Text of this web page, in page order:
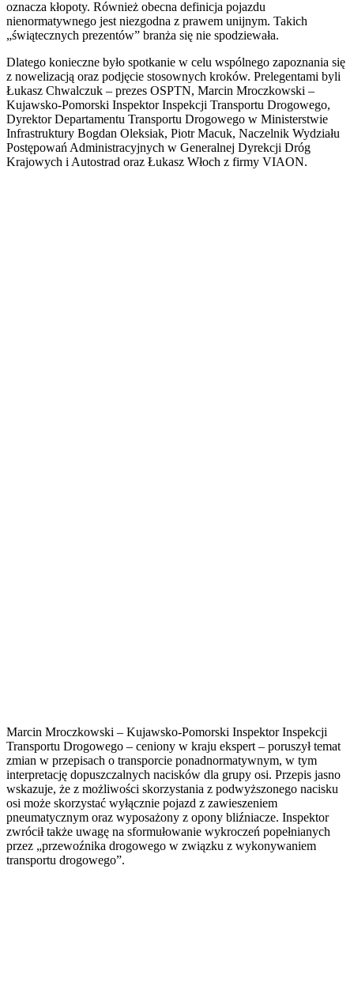
oznacza kłopoty. Również obecna definicja pojazdu
nienormatywnego jest niezgodna z prawem unijnym. Takich
„świątecznych prezentów” branża się nie spodziewała.
Dlatego konieczne było spotkanie w celu wspólnego zapoznania się
z nowelizacją oraz podjęcie stosownych kroków. Prelegentami byli
Łukasz Chwalczuk – prezes OSPTN, Marcin Mroczkowski –
Kujawsko-Pomorski Inspektor Inspekcji Transportu Drogowego,
Dyrektor Departamentu Transportu Drogowego w Ministerstwie
Infrastruktury Bogdan Oleksiak, Piotr Macuk, Naczelnik Wydziału
Postępowań Administracyjnych w Generalnej Dyrekcji Dróg
Krajowych i Autostrad oraz Łukasz Włoch z firmy VIAON.
Marcin Mroczkowski – Kujawsko-Pomorski Inspektor Inspekcji
Transportu Drogowego – ceniony w kraju ekspert – poruszył temat
zmian w przepisach o transporcie ponadnormatywnym, w tym
interpretację dopuszczalnych nacisków dla grupy osi. Przepis jasno
wskazuje, że z możliwości skorzystania z podwyższonego nacisku
osi może skorzystać wyłącznie pojazd z zawieszeniem
pneumatycznym oraz wyposażony z opony bliźniacze. Inspektor
zwrócił także uwagę na sformułowanie wykroczeń popełnianych
przez „przewoźnika drogowego w związku z wykonywaniem
transportu drogowego”.